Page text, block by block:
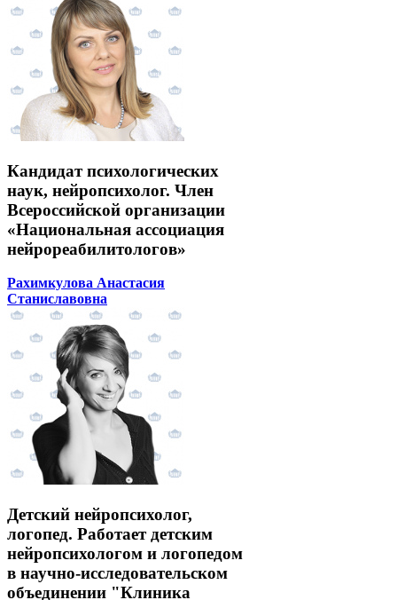
Кандидат психологических
наук, нейропсихолог. Член
Всероссийской организации
«Национальная ассоциация
нейрореабилитологов»
Рахимкулова Анастасия
Станиславовна
Детский нейропсихолог,
логопед. Работает детским
нейропсихологом и логопедом
в научно-исследовательском
объединении "Клиника